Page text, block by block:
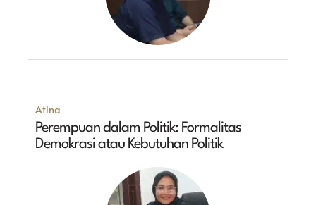
Atina
Perempuan dalam Politik: Formalitas
Demokrasi atau Kebutuhan Politik